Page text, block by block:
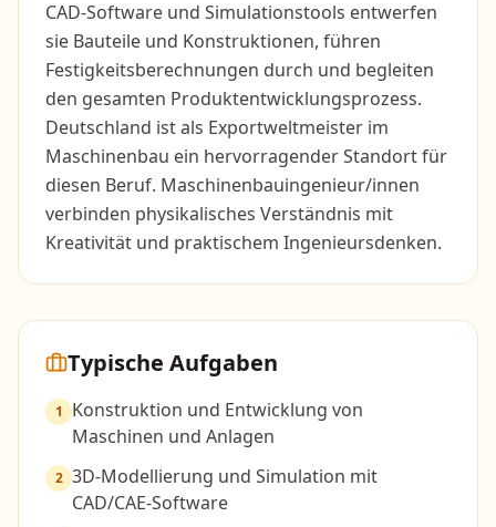
CAD-Software und Simulationstools entwerfen
sie Bauteile und Konstruktionen, führen
Festigkeitsberechnungen durch und begleiten
den gesamten Produktentwicklungsprozess.
Deutschland ist als Exportweltmeister im
Maschinenbau ein hervorragender Standort für
diesen Beruf. Maschinenbauingenieur/innen
verbinden physikalisches Verständnis mit
Kreativität und praktischem Ingenieursdenken.
Typische Aufgaben
1
Konstruktion und Entwicklung von
Maschinen und Anlagen
2 3D-Modellierung und Simulation mit
CAD/CAE-Software